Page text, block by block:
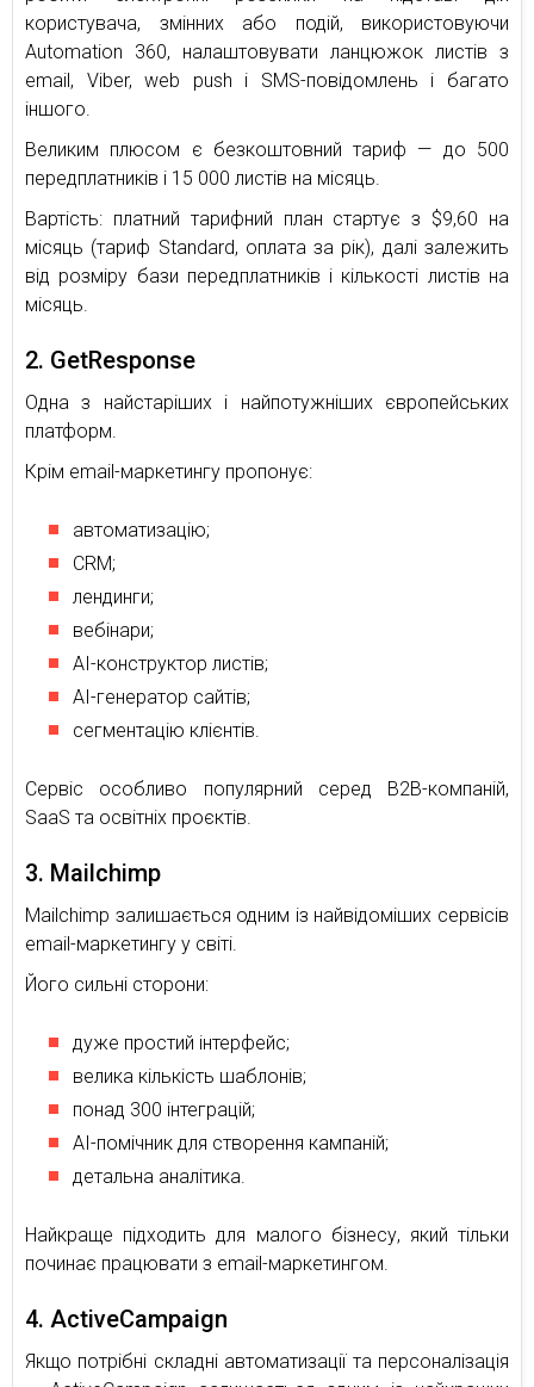
користувача, змінних або подій, використовуючи
Automation 360, налаштовувати ланцюжок листів з
email, Viber, web push і SMS-повідомлень і багато
іншого.
Великим плюсом є безкоштовний тариф — до 500
передплатників і 15 000 листів на місяць.
Вартість: платний тарифний план стартує з $9,60 на
місяць (тариф Standard, оплата за рік), далі залежить
від розміру бази передплатників і кількості листів на
місяць.
2. GetResponse
Одна з найстаріших і найпотужніших європейських
платформ.
Крім email-маркетингу пропонує:
автоматизацію;
CRM;
лендинги;
вебінари;
AI-конструктор листів;
AI-генератор сайтів;
сегментацію клієнтів.
Сервіс особливо популярний серед B2B-компаній,
SaaS та освітніх проєктів.
3. Mailchimp
Mailchimp залишається одним із найвідоміших сервісів
email-маркетингу у світі.
Його сильні сторони:
дуже простий інтерфейс;
велика кількість шаблонів;
понад 300 інтеграцій;
AI-помічник для створення кампаній;
детальна аналітика.
Найкраще підходить для малого бізнесу, який тільки
починає працювати з email-маркетингом.
4. ActiveCampaign
Якщо потрібні складні автоматизації та персоналізація